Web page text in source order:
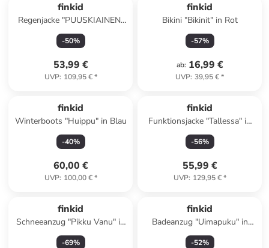
finkid
Regenjacke "PUUSKIAINEN"
in Gelb
-50%
53,99 €
UVP: 109,95 €*
finkid
Bikini "Bikinit" in Rot
-57%
ab: 16,99 €
UVP: 39,95 €*
finkid
Winterboots "Huippu" in Blau
-40%
60,00 €
UVP: 100,00 €*
finkid
Funktionsjacke "Tallessa" in
Hellbraun
-56%
55,99 €
UVP: 129,95 €*
finkid
Schneeanzug "Pikku Vanu" in
Rosa
-69%
finkid
Badeanzug "Uimapuku" in
Orange
-52%